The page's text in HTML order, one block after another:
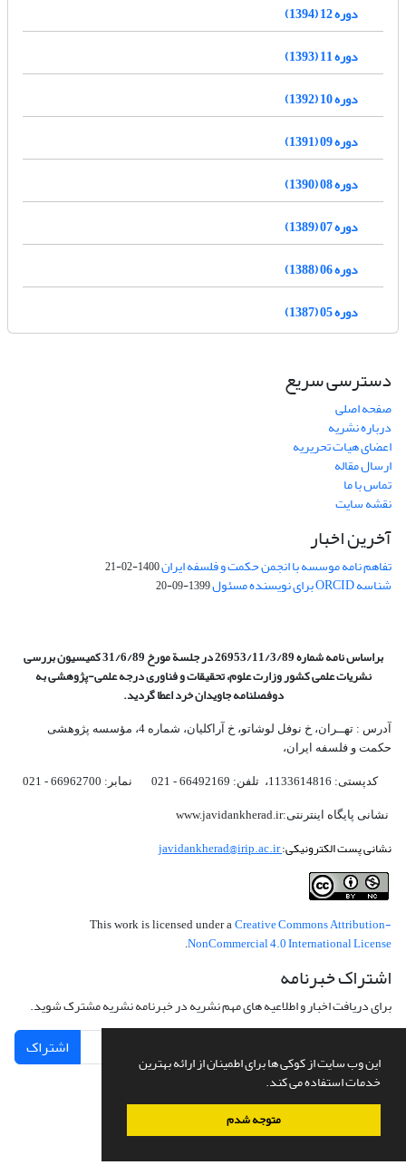
این وب سایت از کوکی ها برای اطمینان از ارائه بهترین
خدمات استفاده می کند.
متوجه شدم
دوره 12 (1394)
دوره 11 (1393)
دوره 10 (1392)
دوره 09 (1391)
دوره 08 (1390)
دوره 07 (1389)
دوره 06 (1388)
دوره 05 (1387)
دسترسی سریع
صفحه اصلی
درباره نشریه
اعضای هیات تحریریه
ارسال مقاله
تماس با ما
نقشه سایت
آخرین اخبار
تفاهم نامه موسسه با انجمن حکمت و فلسفه ایران1400-02-21
شناسه ORCID برای نویسنده مسئول 1399-09-20
براساس نامه شماره 26953/11/3/89 در جلسة مورخ 31/6/89 کمیسیون
بررسی
نشریات علمی کشور وزارت علوم، تحقیقات و فناوری درجه علمی‌-پژوهشیبه
دوفصلنامه جاویدان خرد اعطا گردید.
آدرس : تهــران، خ نوفل لوشاتو، خ آراکلیان، شماره 4،‌ مؤسسه پژوهشی
حکمت و فلسفه ایران،‌
کدپستی: 1133614816، تلفن: 66492169 - 021 نمابر: 66962700 - 021
نشانی پایگاه اینترنتی:www.javidankherad.ir
نشانی پست الکترونیکی:javidankherad@irip.ac.ir
This work is licensed under a Creative Commons Attribution-
NonCommercial 4.0 International License
اشتراک خبرنامه
برای دریافت اخبار و اطلاعیه های مهم نشریه در خبرنامه نشریه مشترک شوید.
اشتراک
سامانه مدیریت نشریات علمی.طراحی و پیاده سازی ازسیناوب